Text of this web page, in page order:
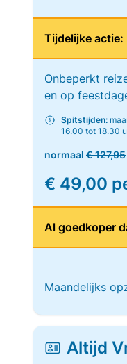
Tijdelijke actie:
Onbeperkt
en op
Spitstijden:
16.00 tot 18.30
normaal € 127,95
€ 49,00
Al goedkoper
Maandelijks
Altijd